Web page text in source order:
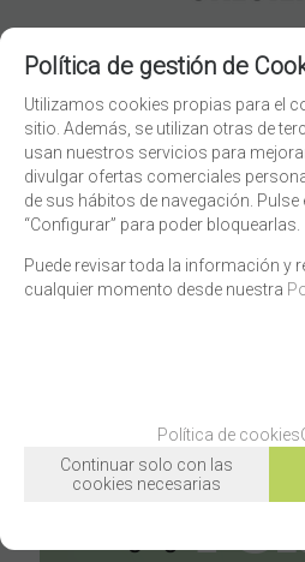
Política de gestión de
Utilizamos cookies propias para el
sitio. Además, se utilizan otras de
usan nuestros servicios para
divulgar ofertas comerciales
de sus hábitos de navegación.
“Configurar” para poder bloquearlas.
Puede revisar toda la información y
cualquier momento desde nuestra
Política de cookies
Continuar solo con las
cookies necesarias